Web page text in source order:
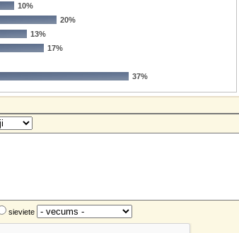
10%
20%
13%
17%
37%
sieviete